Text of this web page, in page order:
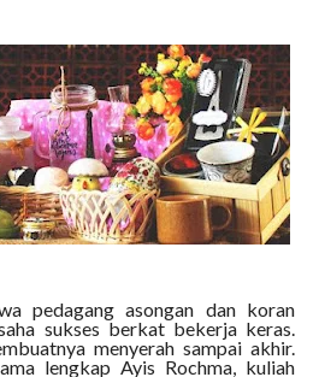
pedagang asongan dan koran
sukses berkat bekerja keras.
menyerah sampai akhir.
lengkap Ayis Rochma, kuliah